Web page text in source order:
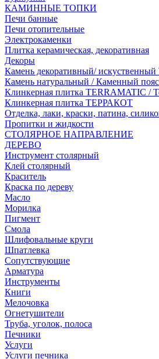
КАМИННЫЕ ТОПКИ
Печи банные
Печи отопительные
Электрокаменки
Плитка керамическая, декоративная
Декоры
Камень декоративный/ искуственный
Камень натуральный / Каменный пояс
Клинкерная плитка TERRAMATIC /
Клинкерная плитка ТЕРРАКОТ
Отделка, лаки, краски, патина,
Пропитки и жидкости
СТОЛЯРНОЕ НАПРАВЛЕНИЕ
ДЕРЕВО
Инструмент столярный
Клей столярный
Краситель
Краска по дереву
Масло
Морилка
Пигмент
Смола
Шлифовальные круги
Шпатлевка
Сопутствующие
Арматура
Инструменты
Книги
Мелочовка
Огнетушители
Труба, уголок, полоса
Печники
Услуги
Услуги печника